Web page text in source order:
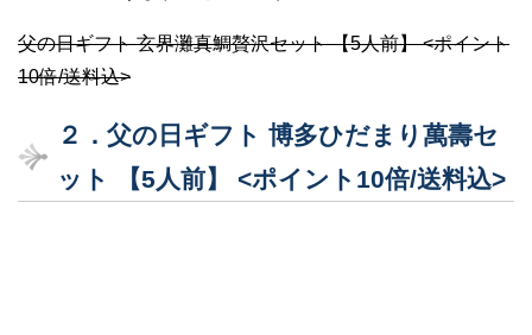
父の日ギフト 玄界灘真鯛贅沢セット 【5人前】 <ポイント
10倍/送料込>
２．父の日ギフト 博多ひだまり萬壽セ
ット 【5人前】 <ポイント10倍/送料込>